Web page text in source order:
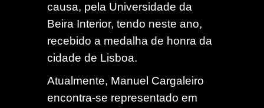
causa, pela Universidade da
Beira Interior, tendo neste ano,
recebido a medalha de honra da
cidade de Lisboa.
Atualmente, Manuel Cargaleiro
encontra-se representado em